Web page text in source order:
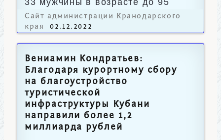
33 мужчины в возрасте до 95
лет.
Сайт администрации Кранодарского
края
02.12.2022
Вениамин Кондратьев:
Благодаря курортному сбору
на благоустройство
туристической
инфраструктуры Кубани
направили более 1,2
миллиарда рублей